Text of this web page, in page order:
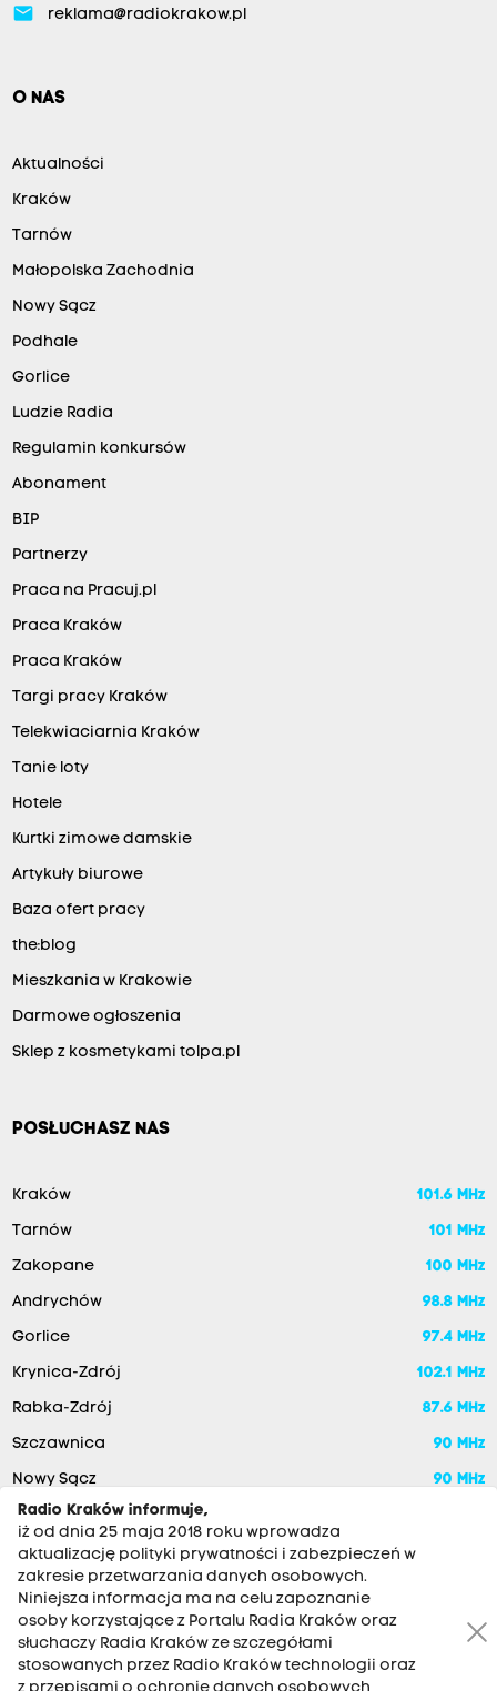
email reklama@radiokrakow.pl
O NAS
Aktualności
Kraków
Tarnów
Małopolska Zachodnia
Nowy Sącz
Podhale
Gorlice
Ludzie Radia
Regulamin konkursów
Abonament
BIP
Partnerzy
Praca na Pracuj.pl
Praca Kraków
Praca Kraków
Targi pracy Kraków
Telekwiaciarnia Kraków
Tanie loty
Hotele
Kurtki zimowe damskie
Artykuły biurowe
Baza ofert pracy
the:blog
Mieszkania w Krakowie
Darmowe ogłoszenia
Sklep z kosmetykami tolpa.pl
POSŁUCHASZ NAS
Kraków 101.6 MHz
Tarnów 101 MHz
Zakopane 100 MHz
Andrychów 98.8 MHz
Gorlice 97.4 MHz
Krynica-Zdrój 102.1 MHz
Rabka-Zdrój 87.6 MHz
Szczawnica 90 MHz
Nowy Sącz 90 MHz
RADIO KRAKÓW SA. Aleja Juliusza Słowackiego 22, 30-007
Radio Kraków informuje,
iż od dnia 25 maja 2018 roku wprowadza
aktualizację polityki prywatności i zabezpieczeń w
zakresie przetwarzania danych osobowych.
Niniejsza informacja ma na celu zapoznanie
osoby korzystające z Portalu Radia Kraków oraz
słuchaczy Radia Kraków ze szczegółami
stosowanych przez Radio Kraków technologii oraz